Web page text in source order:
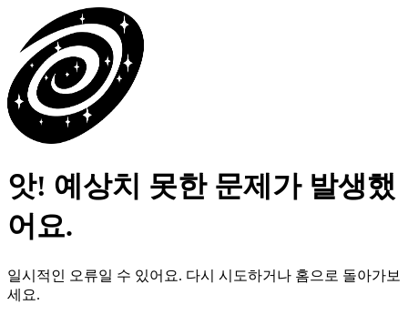
앗! 예상치 못한 문제가 발생했
어요.
일시적인 오류일 수 있어요. 다시 시도하거나 홈으로 돌아가보
세요.